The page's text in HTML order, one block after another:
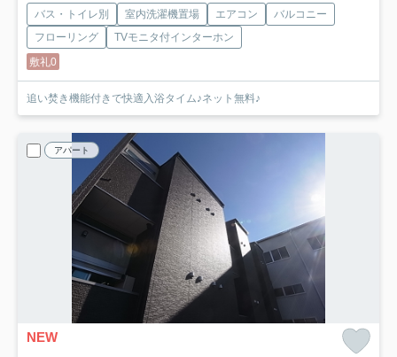
バス・トイレ別 室内洗濯機置場 エアコン
バルコニー
フローリング
TVモニタ付インターホン
敷礼0
追い焚き機能付きで快適入浴タイム♪ネット無料♪
アパート
NEW